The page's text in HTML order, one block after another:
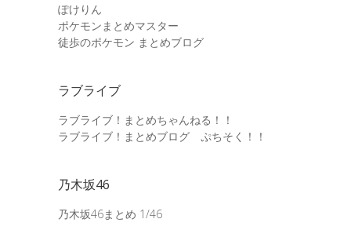
ぽけりん
ポケモンまとめマスター
徒歩のポケモン まとめブログ
ラブライブ
ラブライブ！まとめちゃんねる！！
ラブライブ！まとめブログ ぷちそく！！
乃木坂46
乃木坂46まとめ 1/46